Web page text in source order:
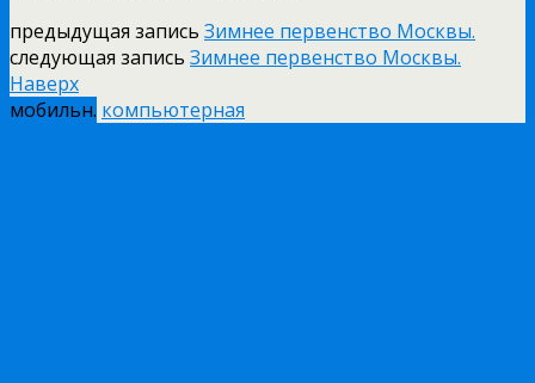
предыдущая запись Зимнее первенство Москвы.
следующая запись Зимнее первенство Москвы.
Наверх
мобильн. компьютерная